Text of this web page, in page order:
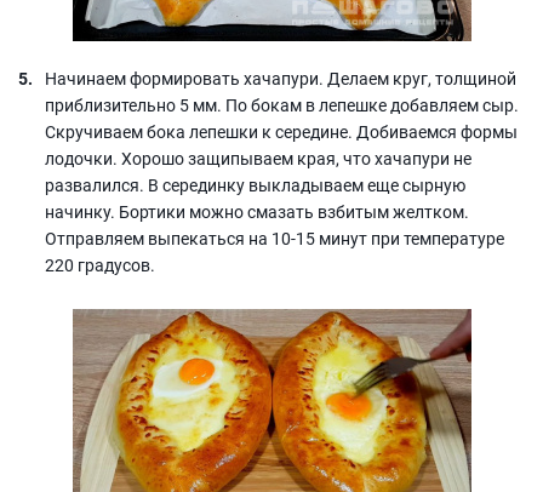
Начинаем формировать хачапури. Делаем круг, толщиной
приблизительно 5 мм. По бокам в лепешке добавляем сыр.
Скручиваем бока лепешки к середине. Добиваемся формы
лодочки. Хорошо защипываем края, что хачапури не
развалился. В серединку выкладываем еще сырную
начинку. Бортики можно смазать взбитым желтком.
Отправляем выпекаться на 10-15 минут при температуре
220 градусов.